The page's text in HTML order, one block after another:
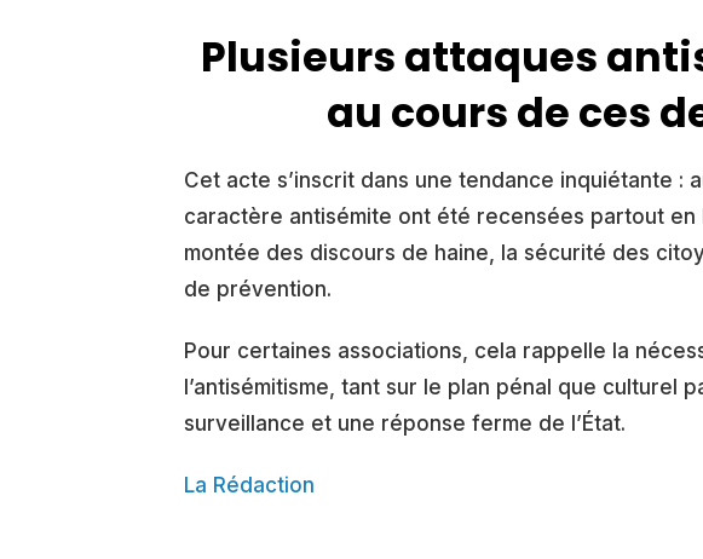
Plusieurs attaques
au cours de ces
Cet acte s’inscrit dans une tendance inquiétante :
caractère antisémite ont été recensées partout en
montée des discours de haine, la sécurité des
de prévention.
Pour certaines associations, cela rappelle la
l’antisémitisme, tant sur le plan pénal que culturel
surveillance et une réponse ferme de l’État.
La Rédaction